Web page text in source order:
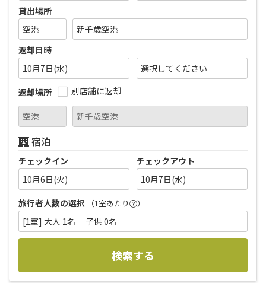
貸出場所
返却日時
10月7日(水)
返却場所
別店舗に返却
宿泊
チェックイン
10月6日(火)
チェックアウト
10月7日(水)
旅行者人数の選択
（1室あたり ）
[1室] 大人 1名 子供 0名
検索する